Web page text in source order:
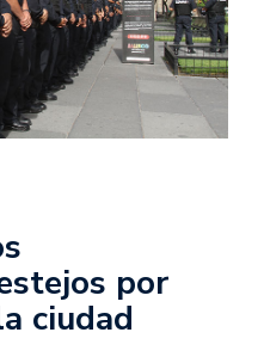
por
ciudad